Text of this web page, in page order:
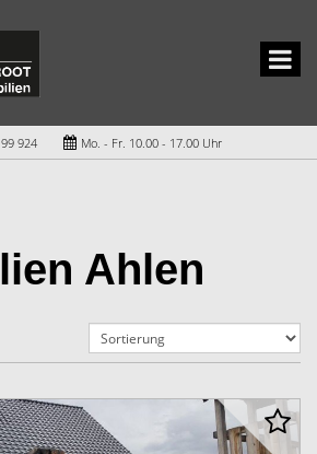
924 Mo. - Fr. 10.00 - 17.00 Uhr
Ahlen